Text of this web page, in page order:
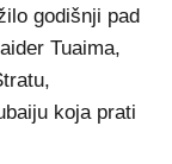
godišnji pad
Tuaima,
koja prati